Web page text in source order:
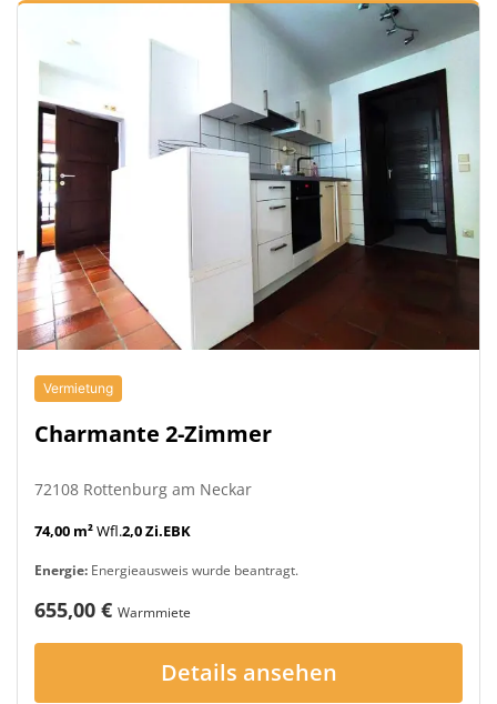
Vermietung
Charmante 2-Zimmer
72108 Rottenburg am Neckar
74,00 m²Wfl.2,0 Zi.EBK
Energie: Energieausweis wurde beantragt.
655,00 € Warmmiete
Details ansehen